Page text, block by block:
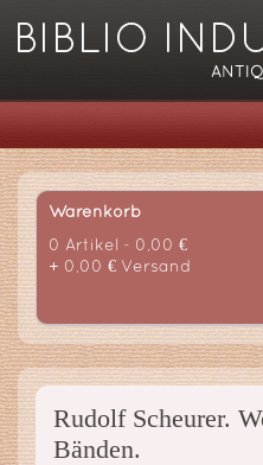
Warenkorb
0 Artikel - 0,00 €
+ 0,00 € Versand
Rudolf Scheurer.
Bänden.